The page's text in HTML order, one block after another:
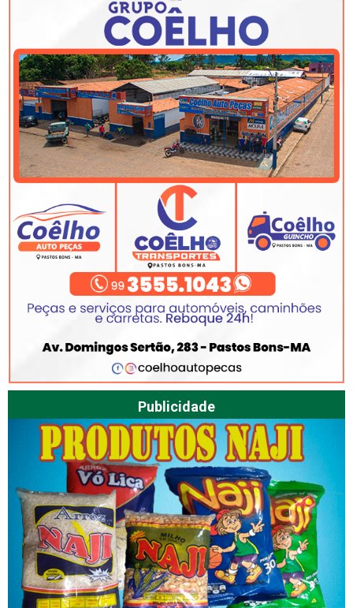
Publicidade